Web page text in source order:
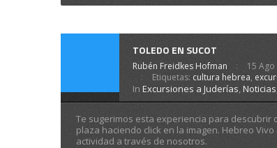
TOLEDO EN SUCOT
Rubén Freidkes Hofman
15 Ago
Etiquetas: cultura hebrea,
In Excursiones a Juderías,Noticias
Te sugerimos esta experiencia para
plaza haciendo click en la imagen. Hebreo
actividad a través de nosotros.